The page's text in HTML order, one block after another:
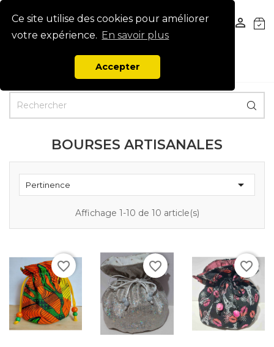
Ce site utilise des cookies pour améliorer
votre expérience. En savoir plus
Accepter
 
BOURSES ARTISANALES
Pertinence 
Affichage 1-10 de 10 article(s)
favorite_border favorite_border favorite_border